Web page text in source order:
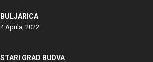
BULJARICA
4 Aprila, 2022
STARI GRAD BUDVA